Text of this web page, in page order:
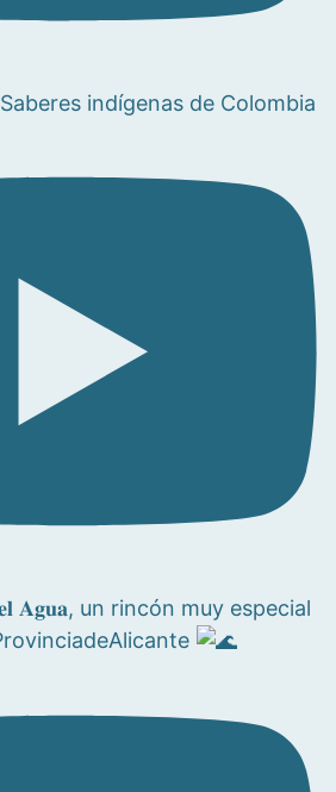
Saberes indígenas de Colombia
𝐀𝐠𝐮𝐚, un rincón muy especial